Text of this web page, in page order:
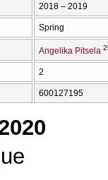
2018 – 2019
Spring
Angelika Pitsela
2
600127195